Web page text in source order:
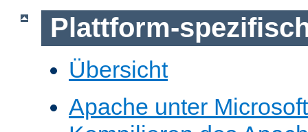
Plattform-
Übersicht
Apache unter